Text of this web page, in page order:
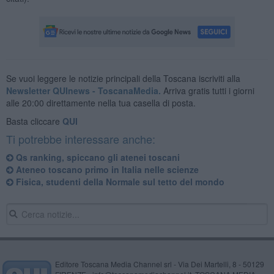
Se vuoi leggere le notizie principali della Toscana iscriviti alla
Newsletter QUInews - ToscanaMedia. Arriva gratis tutti i giorni
alle 20:00 direttamente nella tua casella di posta.
Basta cliccare QUI
Ti potrebbe interessare anche:
Qs ranking, spiccano gli atenei toscani
Ateneo toscano primo in Italia nelle scienze
Fisica, studenti della Normale sul tetto del mondo
Editore Toscana Media Channel srl - Via Dei Martelli, 8 - 50129